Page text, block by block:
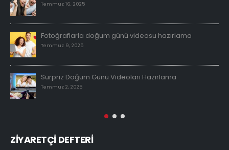
Temmuz 16, 2025
Fotoğraflarla doğum günü videosu hazırlama
Temmuz 9, 2025
Sürpriz Doğum Günü Videoları Hazırlama
Temmuz 2, 2025
ZİYARETÇİ DEFTERİ